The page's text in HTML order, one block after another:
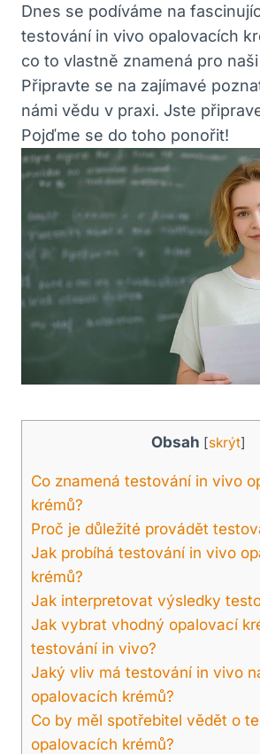
Dnes ⁤se podíváme na
testování in vivo opalovacích
co to vlastně znamená pro
Připravte se na zajímavé⁤
námi vědu v praxi. ​Jste
Pojďme se do toho ponořit!
Obsah [skrýt]
Co ⁢znamená testování in vivo
krémů?
Proč ‌je důležité provádět
Jak‌ probíhá testování‌ in vivo
krémů?
Jak interpretovat výsledky
Jak vybrat vhodný opalovací⁣
testování​ in vivo?
Jaký vliv‍ má testování in‌ vivo
⁤opalovacích ​krémů?
Co by měl spotřebitel vědět⁢ o
opalovacích krémů?